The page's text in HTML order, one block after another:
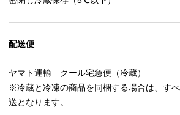
配送便
ヤマト運輸 クール宅急便（冷蔵）
※冷蔵と冷凍の商品を同梱する場合は、す
送となります。